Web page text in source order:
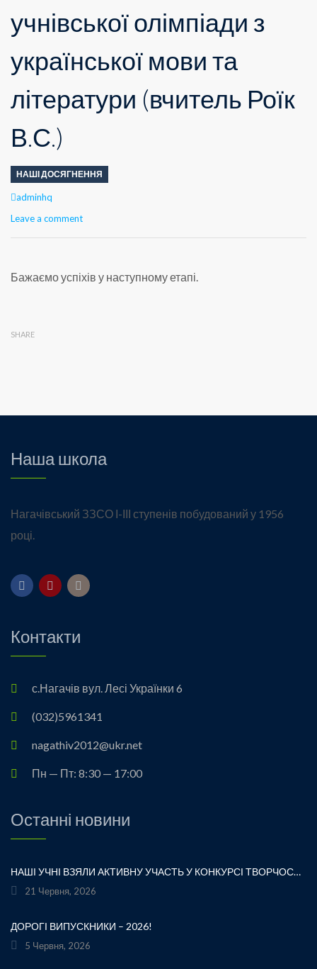
учнівської олімпіади з
української мови та
літератури (вчитель Роїк
В.С.)
НАШІ ДОСЯГНЕННЯ
Author
adminhq
Leave a comment
Бажаємо успіхів у наступному етапі.
SHARE
Наша школа
Нагачівський ЗЗСО І-ІІІ ступенів побудований у 1956
році.
Контакти
с.Нагачів вул. Лесі Українки 6
(032)5961341
nagathiv2012@ukr.net
Пн — Пт: 8:30 — 17:00
Останні новини
НАШІ УЧНІ ВЗЯЛИ АКТИВНУ УЧАСТЬ У КОНКУРСІ ТВОРЧОСТІ ЛЕСІ УКРАЇНКИ «ХТО ЛЮБИТЬ УКРАЇНСЬКЕ СЛОВО» ТА БУЛИ ВІДЗНАЧЕНІ ПОДЯКАМИ ЗА СВОЮ СТАРАННІСТЬ, ТВОРЧІСТЬ І ЛЮБОВ ДО РІДНОГО СЛОВА.УРОЧИСТЕ ВРУЧЕННЯ НАГОРОД ВІДБУЛОСЯ ПІД ЧАС ФЕСТИВАЛЮ «УКРАЇНКА FEST» НА МАЛЬОВНИЧОМУ БЕРЕЗІ ЯВОРІВСЬКОГО МОРЯ. ЦЕ БУЛА ЧУДОВА НАГОДА ЩЕ РАЗ ДОТОРКНУТИСЯ ДО ТВОРЧОЇ СПАДЩИНИ ВЕЛИКОЇ УКРАЇНСЬКОЇ ПОЕТЕСИ, ВІДЧУТИ СИЛУ УКРАЇНСЬКОГО СЛОВА ТА ГОРДІСТЬ ЗА НАШИХ ТАЛАНОВИТИХ ДІТЕЙ.ВІТАЄМО УЧАСНИКІВ І БАЖАЄМО ЇМ НОВИХ ТВОРЧИХ ЗВЕРШЕНЬ!«НІ! Я ЖИВА! Я БУДУ ВІЧНО ЖИТИ! Я В СЕРЦІ МАЮ ТЕ, ЩО НЕ ВМИРАЄ». — ЛЕСЯ УКРАЇНКА
21 Червня, 2026
ДОРОГІ ВИПУСКНИКИ – 2026!
5 Червня, 2026